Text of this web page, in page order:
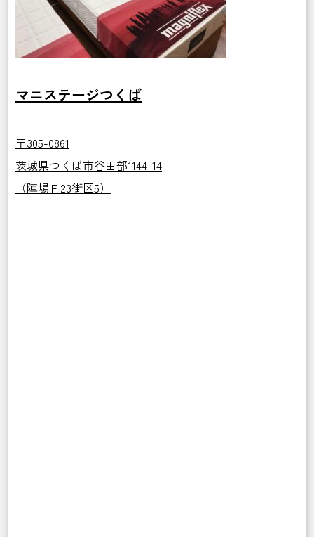
マニステージつくば
〒305-0861
茨城県つくば市谷田部1144-14
（陣場Ｆ23街区5）